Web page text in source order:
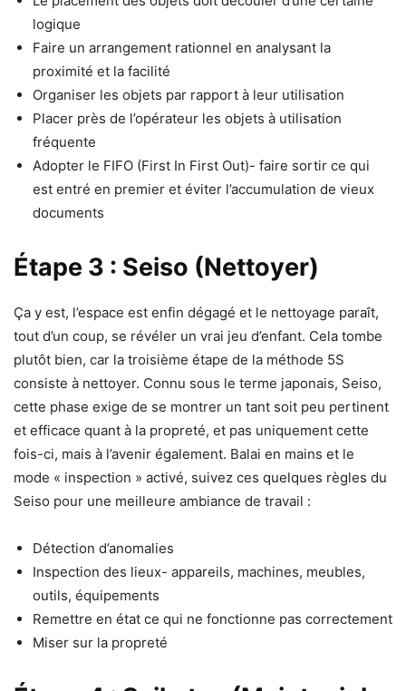
logique
Faire un arrangement rationnel en analysant la
proximité et la facilité
Organiser les objets par rapport à leur utilisation
Placer près de l’opérateur les objets à utilisation
fréquente
Adopter le FIFO (First In First Out)- faire sortir ce qui
est entré en premier et éviter l’accumulation de vieux
documents
Étape 3 : Seiso (Nettoyer)
Ça y est, l’espace est enfin dégagé et le nettoyage paraît,
tout d’un coup, se révéler un vrai jeu d’enfant. Cela tombe
plutôt bien, car la troisième étape de la méthode 5S
consiste à nettoyer. Connu sous le terme japonais, Seiso,
cette phase exige de se montrer un tant soit peu pertinent
et efficace quant à la propreté, et pas uniquement cette
fois-ci, mais à l’avenir également. Balai en mains et le
mode « inspection » activé, suivez ces quelques règles du
Seiso pour une meilleure ambiance de travail :
Détection d’anomalies
Inspection des lieux- appareils, machines, meubles,
outils, équipements
Remettre en état ce qui ne fonctionne pas correctement
Miser sur la propreté